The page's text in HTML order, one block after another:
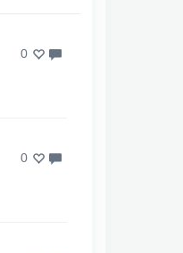
0
0